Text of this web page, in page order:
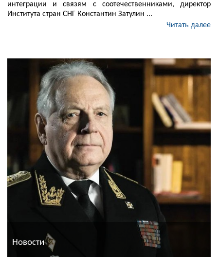
интеграции и связям с соотечественниками, директор
Института стран СНГ Константин Затулин ...
Читать далее
Новости